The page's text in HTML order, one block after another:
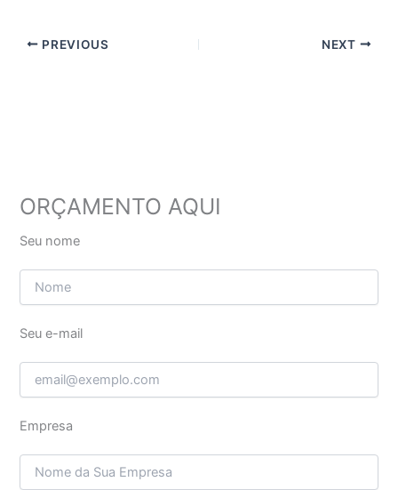
PREVIOUS NEXT
ORÇAMENTO AQUI
Seu nome
Seu e-mail
Empresa